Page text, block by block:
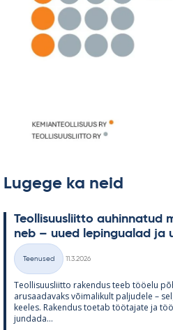
Lugege ka neid
Teol­li­suus­liitto au­hin­na­tud
neb – uued le­pin­gua­lad ja
Kategooriad
Teenused
11.3.2026
Teol­li­suus­liitto ra­ken­dus teeb töö­elu
arusaa­da­vaks või­ma­li­kult pal­ju­dele –
kee­les. Ra­ken­dus toe­tab töö­ta­jate ja
jun­dada...